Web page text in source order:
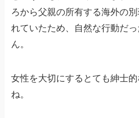
ろから父親の所有する海外の
れていたため、自然な行動だ
ん。
女性を大切にするとても紳士
ね。